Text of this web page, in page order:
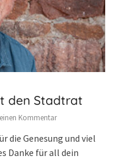
den Stadtrat
Kommentar
die Genesung und viel
Danke für all dein